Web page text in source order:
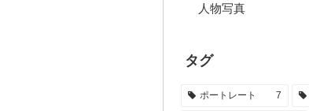
人物写真
タグ
ポートレート 7